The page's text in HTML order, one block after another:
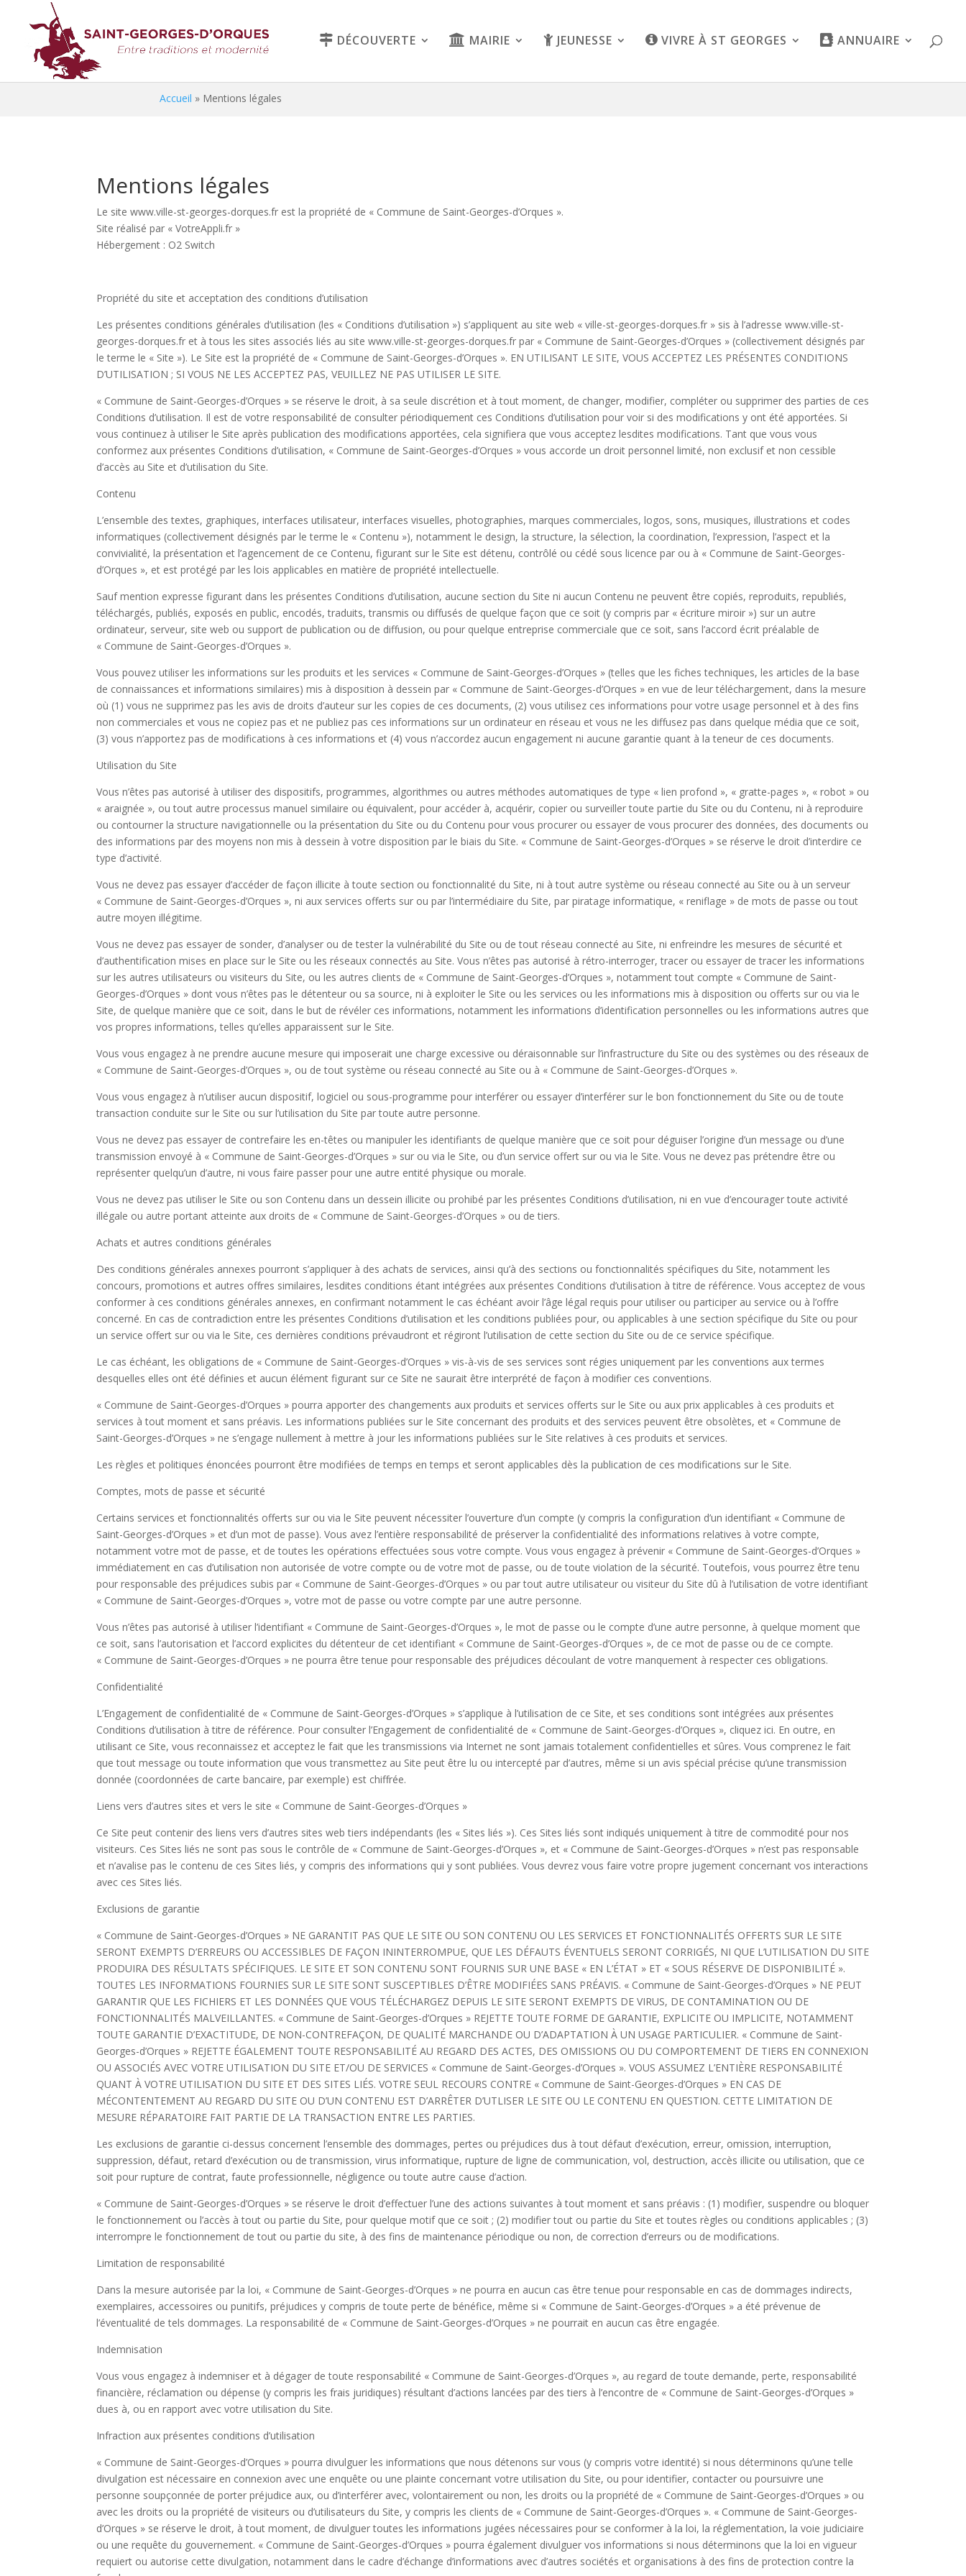
DÉCOUVERTE MAIRIE JEUNESSE VIVRE À ST GEORGES ANNUAIRE
Accueil » Mentions légales
Mentions légales
Le site www.ville-st-georges-dorques.fr est la propriété de « Commune de Saint-Georges-d’Orques ».
Site réalisé par « VotreAppli.fr »
Hébergement : O2 Switch
Propriété du site et acceptation des conditions d’utilisation
Les présentes conditions générales d’utilisation (les « Conditions d’utilisation ») s’appliquent au site web « ville-st-georges-dorques.fr » sis à l’adresse www.ville-st-
georges-dorques.fr et à tous les sites associés liés au site www.ville-st-georges-dorques.fr par « Commune de Saint-Georges-d’Orques » (collectivement désignés par
le terme le « Site »). Le Site est la propriété de « Commune de Saint-Georges-d’Orques ». EN UTILISANT LE SITE, VOUS ACCEPTEZ LES PRÉSENTES CONDITIONS
D’UTILISATION ; SI VOUS NE LES ACCEPTEZ PAS, VEUILLEZ NE PAS UTILISER LE SITE.
« Commune de Saint-Georges-d’Orques » se réserve le droit, à sa seule discrétion et à tout moment, de changer, modifier, compléter ou supprimer des parties de ces
Conditions d’utilisation. Il est de votre responsabilité de consulter périodiquement ces Conditions d’utilisation pour voir si des modifications y ont été apportées. Si
vous continuez à utiliser le Site après publication des modifications apportées, cela signifiera que vous acceptez lesdites modifications. Tant que vous vous
conformez aux présentes Conditions d’utilisation, « Commune de Saint-Georges-d’Orques » vous accorde un droit personnel limité, non exclusif et non cessible
d’accès au Site et d’utilisation du Site.
Contenu
L’ensemble des textes, graphiques, interfaces utilisateur, interfaces visuelles, photographies, marques commerciales, logos, sons, musiques, illustrations et codes
informatiques (collectivement désignés par le terme le « Contenu »), notamment le design, la structure, la sélection, la coordination, l’expression, l’aspect et la
convivialité, la présentation et l’agencement de ce Contenu, figurant sur le Site est détenu, contrôlé ou cédé sous licence par ou à « Commune de Saint-Georges-
d’Orques », et est protégé par les lois applicables en matière de propriété intellectuelle.
Sauf mention expresse figurant dans les présentes Conditions d’utilisation, aucune section du Site ni aucun Contenu ne peuvent être copiés, reproduits, republiés,
téléchargés, publiés, exposés en public, encodés, traduits, transmis ou diffusés de quelque façon que ce soit (y compris par « écriture miroir ») sur un autre
ordinateur, serveur, site web ou support de publication ou de diffusion, ou pour quelque entreprise commerciale que ce soit, sans l’accord écrit préalable de
« Commune de Saint-Georges-d’Orques ».
Vous pouvez utiliser les informations sur les produits et les services « Commune de Saint-Georges-d’Orques » (telles que les fiches techniques, les articles de la base
de connaissances et informations similaires) mis à disposition à dessein par « Commune de Saint-Georges-d’Orques » en vue de leur téléchargement, dans la mesure
où (1) vous ne supprimez pas les avis de droits d’auteur sur les copies de ces documents, (2) vous utilisez ces informations pour votre usage personnel et à des fins
non commerciales et vous ne copiez pas et ne publiez pas ces informations sur un ordinateur en réseau et vous ne les diffusez pas dans quelque média que ce soit,
(3) vous n’apportez pas de modifications à ces informations et (4) vous n’accordez aucun engagement ni aucune garantie quant à la teneur de ces documents.
Utilisation du Site
Vous n’êtes pas autorisé à utiliser des dispositifs, programmes, algorithmes ou autres méthodes automatiques de type « lien profond », « gratte-pages », « robot » ou
« araignée », ou tout autre processus manuel similaire ou équivalent, pour accéder à, acquérir, copier ou surveiller toute partie du Site ou du Contenu, ni à reproduire
ou contourner la structure navigationnelle ou la présentation du Site ou du Contenu pour vous procurer ou essayer de vous procurer des données, des documents ou
des informations par des moyens non mis à dessein à votre disposition par le biais du Site. « Commune de Saint-Georges-d’Orques » se réserve le droit d’interdire ce
type d’activité.
Vous ne devez pas essayer d’accéder de façon illicite à toute section ou fonctionnalité du Site, ni à tout autre système ou réseau connecté au Site ou à un serveur
« Commune de Saint-Georges-d’Orques », ni aux services offerts sur ou par l’intermédiaire du Site, par piratage informatique, « reniflage » de mots de passe ou tout
autre moyen illégitime.
Vous ne devez pas essayer de sonder, d’analyser ou de tester la vulnérabilité du Site ou de tout réseau connecté au Site, ni enfreindre les mesures de sécurité et
d’authentification mises en place sur le Site ou les réseaux connectés au Site. Vous n’êtes pas autorisé à rétro-interroger, tracer ou essayer de tracer les informations
sur les autres utilisateurs ou visiteurs du Site, ou les autres clients de « Commune de Saint-Georges-d’Orques », notamment tout compte « Commune de Saint-
Georges-d’Orques » dont vous n’êtes pas le détenteur ou sa source, ni à exploiter le Site ou les services ou les informations mis à disposition ou offerts sur ou via le
Site, de quelque manière que ce soit, dans le but de révéler ces informations, notamment les informations d’identification personnelles ou les informations autres que
vos propres informations, telles qu’elles apparaissent sur le Site.
Vous vous engagez à ne prendre aucune mesure qui imposerait une charge excessive ou déraisonnable sur l’infrastructure du Site ou des systèmes ou des réseaux de
« Commune de Saint-Georges-d’Orques », ou de tout système ou réseau connecté au Site ou à « Commune de Saint-Georges-d’Orques ».
Vous vous engagez à n’utiliser aucun dispositif, logiciel ou sous-programme pour interférer ou essayer d’interférer sur le bon fonctionnement du Site ou de toute
transaction conduite sur le Site ou sur l’utilisation du Site par toute autre personne.
Vous ne devez pas essayer de contrefaire les en-têtes ou manipuler les identifiants de quelque manière que ce soit pour déguiser l’origine d’un message ou d’une
transmission envoyé à « Commune de Saint-Georges-d’Orques » sur ou via le Site, ou d’un service offert sur ou via le Site. Vous ne devez pas prétendre être ou
représenter quelqu’un d’autre, ni vous faire passer pour une autre entité physique ou morale.
Vous ne devez pas utiliser le Site ou son Contenu dans un dessein illicite ou prohibé par les présentes Conditions d’utilisation, ni en vue d’encourager toute activité
illégale ou autre portant atteinte aux droits de « Commune de Saint-Georges-d’Orques » ou de tiers.
Achats et autres conditions générales
Des conditions générales annexes pourront s’appliquer à des achats de services, ainsi qu’à des sections ou fonctionnalités spécifiques du Site, notamment les
concours, promotions et autres offres similaires, lesdites conditions étant intégrées aux présentes Conditions d’utilisation à titre de référence. Vous acceptez de vous
conformer à ces conditions générales annexes, en confirmant notamment le cas échéant avoir l’âge légal requis pour utiliser ou participer au service ou à l’offre
concerné. En cas de contradiction entre les présentes Conditions d’utilisation et les conditions publiées pour, ou applicables à une section spécifique du Site ou pour
un service offert sur ou via le Site, ces dernières conditions prévaudront et régiront l’utilisation de cette section du Site ou de ce service spécifique.
Le cas échéant, les obligations de « Commune de Saint-Georges-d’Orques » vis-à-vis de ses services sont régies uniquement par les conventions aux termes
desquelles elles ont été définies et aucun élément figurant sur ce Site ne saurait être interprété de façon à modifier ces conventions.
« Commune de Saint-Georges-d’Orques » pourra apporter des changements aux produits et services offerts sur le Site ou aux prix applicables à ces produits et
services à tout moment et sans préavis. Les informations publiées sur le Site concernant des produits et des services peuvent être obsolètes, et « Commune de
Saint-Georges-d’Orques » ne s’engage nullement à mettre à jour les informations publiées sur le Site relatives à ces produits et services.
Les règles et politiques énoncées pourront être modifiées de temps en temps et seront applicables dès la publication de ces modifications sur le Site.
Comptes, mots de passe et sécurité
Certains services et fonctionnalités offerts sur ou via le Site peuvent nécessiter l’ouverture d’un compte (y compris la configuration d’un identifiant « Commune de
Saint-Georges-d’Orques » et d’un mot de passe). Vous avez l’entière responsabilité de préserver la confidentialité des informations relatives à votre compte,
notamment votre mot de passe, et de toutes les opérations effectuées sous votre compte. Vous vous engagez à prévenir « Commune de Saint-Georges-d’Orques »
immédiatement en cas d’utilisation non autorisée de votre compte ou de votre mot de passe, ou de toute violation de la sécurité. Toutefois, vous pourrez être tenu
pour responsable des préjudices subis par « Commune de Saint-Georges-d’Orques » ou par tout autre utilisateur ou visiteur du Site dû à l’utilisation de votre identifiant
« Commune de Saint-Georges-d’Orques », votre mot de passe ou votre compte par une autre personne.
Vous n’êtes pas autorisé à utiliser l’identifiant « Commune de Saint-Georges-d’Orques », le mot de passe ou le compte d’une autre personne, à quelque moment que
ce soit, sans l’autorisation et l’accord explicites du détenteur de cet identifiant « Commune de Saint-Georges-d’Orques », de ce mot de passe ou de ce compte.
« Commune de Saint-Georges-d’Orques » ne pourra être tenue pour responsable des préjudices découlant de votre manquement à respecter ces obligations.
Confidentialité
L’Engagement de confidentialité de « Commune de Saint-Georges-d’Orques » s’applique à l’utilisation de ce Site, et ses conditions sont intégrées aux présentes
Conditions d’utilisation à titre de référence. Pour consulter l’Engagement de confidentialité de « Commune de Saint-Georges-d’Orques », cliquez ici. En outre, en
utilisant ce Site, vous reconnaissez et acceptez le fait que les transmissions via Internet ne sont jamais totalement confidentielles et sûres. Vous comprenez le fait
que tout message ou toute information que vous transmettez au Site peut être lu ou intercepté par d’autres, même si un avis spécial précise qu’une transmission
donnée (coordonnées de carte bancaire, par exemple) est chiffrée.
Liens vers d’autres sites et vers le site « Commune de Saint-Georges-d’Orques »
Ce Site peut contenir des liens vers d’autres sites web tiers indépendants (les « Sites liés »). Ces Sites liés sont indiqués uniquement à titre de commodité pour nos
visiteurs. Ces Sites liés ne sont pas sous le contrôle de « Commune de Saint-Georges-d’Orques », et « Commune de Saint-Georges-d’Orques » n’est pas responsable
et n’avalise pas le contenu de ces Sites liés, y compris des informations qui y sont publiées. Vous devrez vous faire votre propre jugement concernant vos interactions
avec ces Sites liés.
Exclusions de garantie
« Commune de Saint-Georges-d’Orques » NE GARANTIT PAS QUE LE SITE OU SON CONTENU OU LES SERVICES ET FONCTIONNALITÉS OFFERTS SUR LE SITE
SERONT EXEMPTS D’ERREURS OU ACCESSIBLES DE FAÇON ININTERROMPUE, QUE LES DÉFAUTS ÉVENTUELS SERONT CORRIGÉS, NI QUE L’UTILISATION DU SITE
PRODUIRA DES RÉSULTATS SPÉCIFIQUES. LE SITE ET SON CONTENU SONT FOURNIS SUR UNE BASE « EN L’ÉTAT » ET « SOUS RÉSERVE DE DISPONIBILITÉ ».
TOUTES LES INFORMATIONS FOURNIES SUR LE SITE SONT SUSCEPTIBLES D’ÊTRE MODIFIÉES SANS PRÉAVIS. « Commune de Saint-Georges-d’Orques » NE PEUT
GARANTIR QUE LES FICHIERS ET LES DONNÉES QUE VOUS TÉLÉCHARGEZ DEPUIS LE SITE SERONT EXEMPTS DE VIRUS, DE CONTAMINATION OU DE
FONCTIONNALITÉS MALVEILLANTES. « Commune de Saint-Georges-d’Orques » REJETTE TOUTE FORME DE GARANTIE, EXPLICITE OU IMPLICITE, NOTAMMENT
TOUTE GARANTIE D’EXACTITUDE, DE NON-CONTREFAÇON, DE QUALITÉ MARCHANDE OU D’ADAPTATION À UN USAGE PARTICULIER. « Commune de Saint-
Georges-d’Orques » REJETTE ÉGALEMENT TOUTE RESPONSABILITÉ AU REGARD DES ACTES, DES OMISSIONS OU DU COMPORTEMENT DE TIERS EN CONNEXION
OU ASSOCIÉS AVEC VOTRE UTILISATION DU SITE ET/OU DE SERVICES « Commune de Saint-Georges-d’Orques ». VOUS ASSUMEZ L’ENTIÈRE RESPONSABILITÉ
QUANT À VOTRE UTILISATION DU SITE ET DES SITES LIÉS. VOTRE SEUL RECOURS CONTRE « Commune de Saint-Georges-d’Orques » EN CAS DE
MÉCONTENTEMENT AU REGARD DU SITE OU D’UN CONTENU EST D’ARRÊTER D’UTLISER LE SITE OU LE CONTENU EN QUESTION. CETTE LIMITATION DE
MESURE RÉPARATOIRE FAIT PARTIE DE LA TRANSACTION ENTRE LES PARTIES.
Les exclusions de garantie ci-dessus concernent l’ensemble des dommages, pertes ou préjudices dus à tout défaut d’exécution, erreur, omission, interruption,
suppression, défaut, retard d’exécution ou de transmission, virus informatique, rupture de ligne de communication, vol, destruction, accès illicite ou utilisation, que ce
soit pour rupture de contrat, faute professionnelle, négligence ou toute autre cause d’action.
« Commune de Saint-Georges-d’Orques » se réserve le droit d’effectuer l’une des actions suivantes à tout moment et sans préavis : (1) modifier, suspendre ou bloquer
le fonctionnement ou l’accès à tout ou partie du Site, pour quelque motif que ce soit ; (2) modifier tout ou partie du Site et toutes règles ou conditions applicables ; (3)
interrompre le fonctionnement de tout ou partie du site, à des fins de maintenance périodique ou non, de correction d’erreurs ou de modifications.
Limitation de responsabilité
Dans la mesure autorisée par la loi, « Commune de Saint-Georges-d’Orques » ne pourra en aucun cas être tenue pour responsable en cas de dommages indirects,
exemplaires, accessoires ou punitifs, préjudices y compris de toute perte de bénéfice, même si « Commune de Saint-Georges-d’Orques » a été prévenue de
l’éventualité de tels dommages. La responsabilité de « Commune de Saint-Georges-d’Orques » ne pourrait en aucun cas être engagée.
Indemnisation
Vous vous engagez à indemniser et à dégager de toute responsabilité « Commune de Saint-Georges-d’Orques », au regard de toute demande, perte, responsabilité
financière, réclamation ou dépense (y compris les frais juridiques) résultant d’actions lancées par des tiers à l’encontre de « Commune de Saint-Georges-d’Orques »
dues à, ou en rapport avec votre utilisation du Site.
Infraction aux présentes conditions d’utilisation
« Commune de Saint-Georges-d’Orques » pourra divulguer les informations que nous détenons sur vous (y compris votre identité) si nous déterminons qu’une telle
divulgation est nécessaire en connexion avec une enquête ou une plainte concernant votre utilisation du Site, ou pour identifier, contacter ou poursuivre une
personne soupçonnée de porter préjudice aux, ou d’interférer avec, volontairement ou non, les droits ou la propriété de « Commune de Saint-Georges-d’Orques » ou
avec les droits ou la propriété de visiteurs ou d’utilisateurs du Site, y compris les clients de « Commune de Saint-Georges-d’Orques ». « Commune de Saint-Georges-
d’Orques » se réserve le droit, à tout moment, de divulguer toutes les informations jugées nécessaires pour se conformer à la loi, la réglementation, la voie judiciaire
ou une requête du gouvernement. « Commune de Saint-Georges-d’Orques » pourra également divulguer vos informations si nous déterminons que la loi en vigueur
requiert ou autorise cette divulgation, notamment dans le cadre d’échange d’informations avec d’autres sociétés et organisations à des fins de protection contre la